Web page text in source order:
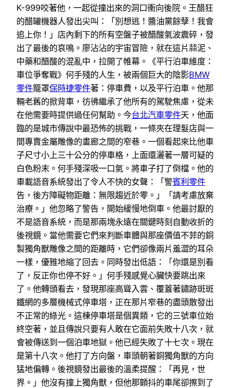
K-999咬著他，一起從撞出來的洞口衝向後院。王醋狂
的醋罐機器人發出尖叫：「別想逃！醬油黨餘孽！我會
追上你！」店內剩下的所有空盤子被醋酸氣波震碎，發
出了最後的哀鳴。廖沾沾的宇宙冒險，就在這片蒜泥、
中藥和醋酸的混亂中，拉開了帷幕。《平行泊車維度：
車位爭奪戰》何手殘的人生，被兩個巨大的陰影BMW
零件籠罩保時捷零件著：停車費，以及平行泊車。他那
輛老舊的掀背車，彷彿繼承了他所有的駕駛焦慮，從未
在他需要時提供過任何幫助。今台北汽車零件天，他面
臨的是城市傳說中最恐怖的挑戰，一條夾在理髮店與一
間專賣金屬雕像的畫廊之間的窄巷。一個看起來比他車
子尺寸小上三十公分的停車格，上面還灑著一層可疑的
白色粉末。何手殘深吸一口氣。將車子打了倒檔。他的
車載語音系統發出了令人不快的女聲：「警賓利零件
告，後方障礙物距離：無限趨近於零。」「請考慮放棄
治療。」他忽略了警告，開始緩慢地倒車。他最討厭的
不是語音系統，而是那兩塊永遠在關鍵時刻自動收折的
後視鏡。當他需要它們來判斷車體與那座價值不菲的銅
製獨角獸雕像之間的距離時，它們卻像兩片羞澀的耳朵
一樣，優雅地縮了回去。同時發出低語：「你還是別看
了，反正你也停不好。」何手殘感覺心臟快要跳出來
了。他轉頭看去，發現那座高聳入雲、覆蓋著鏽跡斑斑
鐵網的多層機械式停車塔，正在那片窄巷的盡頭散發出
不正常的綠光。這棟停車塔是個異類，它的三號車位始
終空著，並且傳說只要有人敢在它面前失敗十八次，就
會被傳送到一個泊車地獄。他已經失敗了十七次。現在
是第十八次。他打了方向盤，車頭朝著銅獨角獸的方向
猛地偏轉。後視鏡發出最後的溫柔提醒：「再見，世
界。」他沒有撞上獨角獸，但他那顫抖的車尾卻擦到了